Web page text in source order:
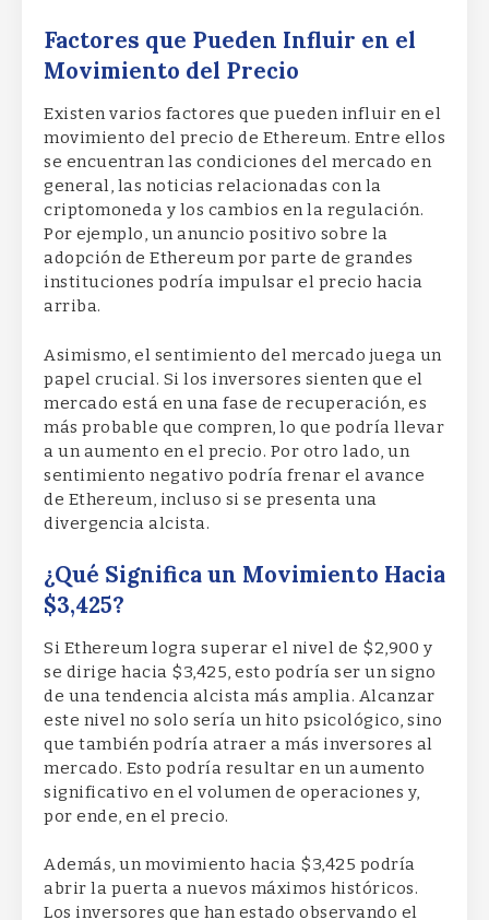
Factores que Pueden Influir en el
Movimiento del Precio
Existen varios factores que pueden influir en el
movimiento del precio de Ethereum. Entre ellos
se encuentran las condiciones del mercado en
general, las noticias relacionadas con la
criptomoneda y los cambios en la regulación.
Por ejemplo, un anuncio positivo sobre la
adopción de Ethereum por parte de grandes
instituciones podría impulsar el precio hacia
arriba.
Asimismo, el sentimiento del mercado juega un
papel crucial. Si los inversores sienten que el
mercado está en una fase de recuperación, es
más probable que compren, lo que podría llevar
a un aumento en el precio. Por otro lado, un
sentimiento negativo podría frenar el avance
de Ethereum, incluso si se presenta una
divergencia alcista.
¿Qué Significa un Movimiento Hacia
$3,425?
Si Ethereum logra superar el nivel de $2,900 y
se dirige hacia $3,425, esto podría ser un signo
de una tendencia alcista más amplia. Alcanzar
este nivel no solo sería un hito psicológico, sino
que también podría atraer a más inversores al
mercado. Esto podría resultar en un aumento
significativo en el volumen de operaciones y,
por ende, en el precio.
Además, un movimiento hacia $3,425 podría
abrir la puerta a nuevos máximos históricos.
Los inversores que han estado observando el